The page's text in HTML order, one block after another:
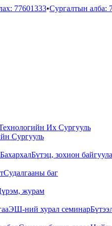
: 77601333•Сургалтын алба:
Их Сургууль
Сургууль
БахархалБүтэц, зохион
Судалгааны баг
журам
ЭШ-ний хурал семинар